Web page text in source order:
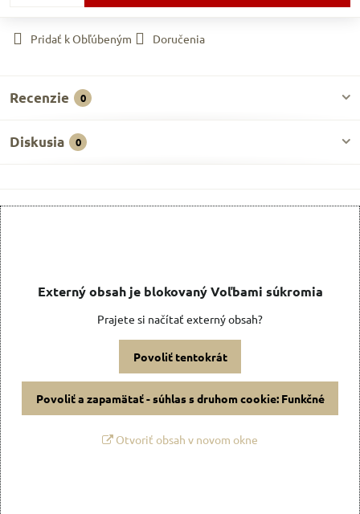
Pridať k Obľúbeným Doručenia
Recenzie 0
Diskusia 0
Externý obsah je blokovaný Voľbami súkromia
Prajete si načítať externý obsah?
Povoliť tentokrát
Povoliť a zapamätať - súhlas s druhom cookie: Funkčné
Otvoriť obsah v novom okne